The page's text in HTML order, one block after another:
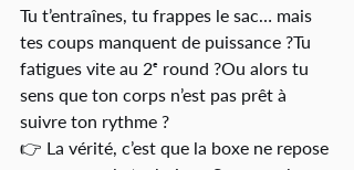
Tu t’entraînes, tu frappes le sac… mais
tes coups manquent de puissance ?Tu
fatigues vite au 2ᵉ round ?Ou alors tu
sens que ton corps n’est pas prêt à
suivre ton rythme ?
👉 La vérité, c’est que la boxe ne repose